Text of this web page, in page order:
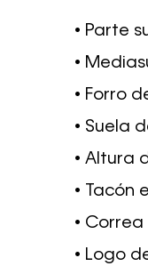
• Parte
•
• Forro
• Suela
• Altura
• Tacón
•
• Logo